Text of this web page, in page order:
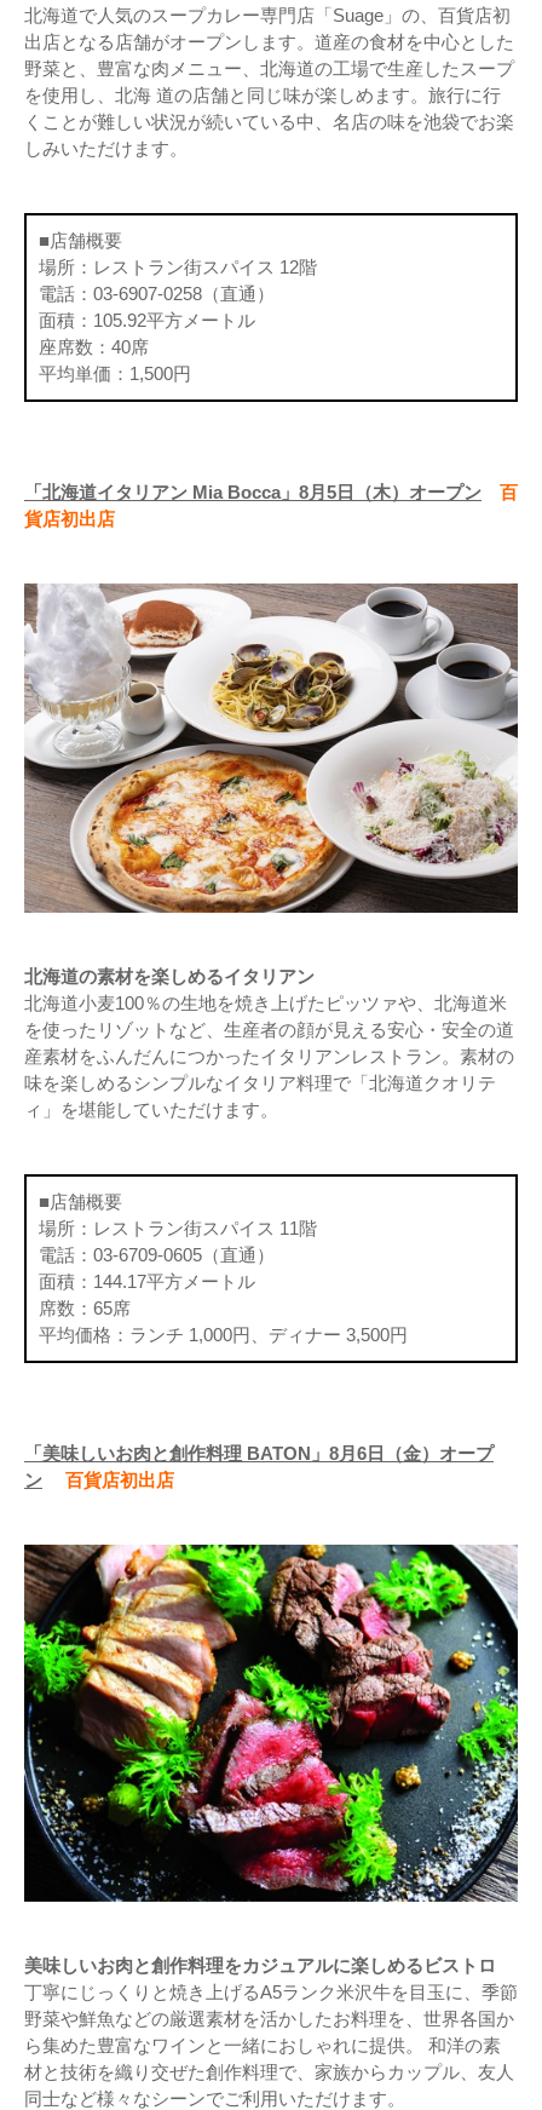
北海道で人気のスープカレー専門店「Suage」の、百貨店初
出店となる店舗がオープンします。道産の食材を中心とした
野菜と、豊富な肉メニュー、北海道の工場で生産したスープ
を使用し、北海 道の店舗と同じ味が楽しめます。旅行に行
くことが難しい状況が続いている中、名店の味を池袋でお楽
しみいただけます。
■店舗概要
場所：レストラン街スパイス 12階
電話：03-6907-0258（直通）
面積：105.92平方メートル
座席数：40席
平均単価：1,500円
「北海道イタリアン Mia Bocca」8月5日（木）オープン
百
貨店初出店
北海道の素材を楽しめるイタリアン
北海道小麦100％の生地を焼き上げたピッツァや、北海道米
を使ったリゾットなど、生産者の顔が見える安心・安全の道
産素材をふんだんにつかったイタリアンレストラン。素材の
味を楽しめるシンプルなイタリア料理で「北海道クオリテ
ィ」を堪能していただけます。
■店舗概要
場所：レストラン街スパイス 11階
電話：03-6709-0605（直通）
面積：144.17平方メートル
席数：65席
平均価格：ランチ 1,000円、ディナー 3,500円
「美味しいお肉と創作料理 BATON」8月6日（金）オープ
ン
百貨店初出店
美味しいお肉と創作料理をカジュアルに楽しめるビストロ
丁寧にじっくりと焼き上げるA5ランク米沢牛を目玉に、季節
野菜や鮮魚などの厳選素材を活かしたお料理を、世界各国か
ら集めた豊富なワインと一緒におしゃれに提供。 和洋の素
材と技術を織り交ぜた創作料理で、家族からカップル、友人
同士など様々なシーンでご利用いただけます。